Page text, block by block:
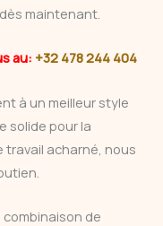
maintenant.
au: +32 478 244 404
à un meilleur style
solide pour la
travail acharné, nous
de